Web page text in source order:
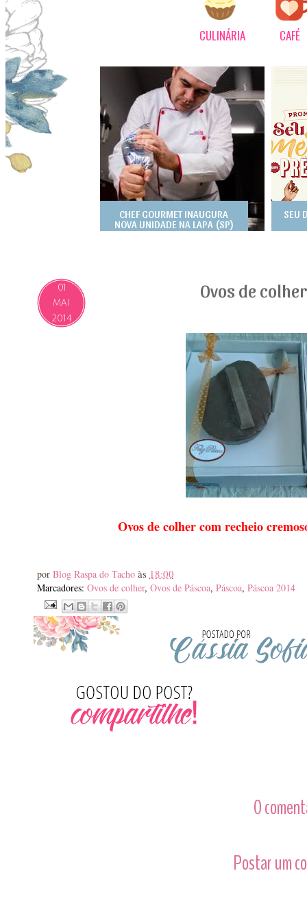
CULINÁRIA CAFÉ
CHEF GOURMET INAUGURA
NOVA UNIDADE NA LAPA (SP)
SEU
01
MAI
2014
Ovos de
Ovos de colher com recheio
por Blog Raspa do Tacho às 18:00
Marcadores: Ovos de colher, Ovos de Páscoa, Páscoa, Páscoa 2014
0
Postar um